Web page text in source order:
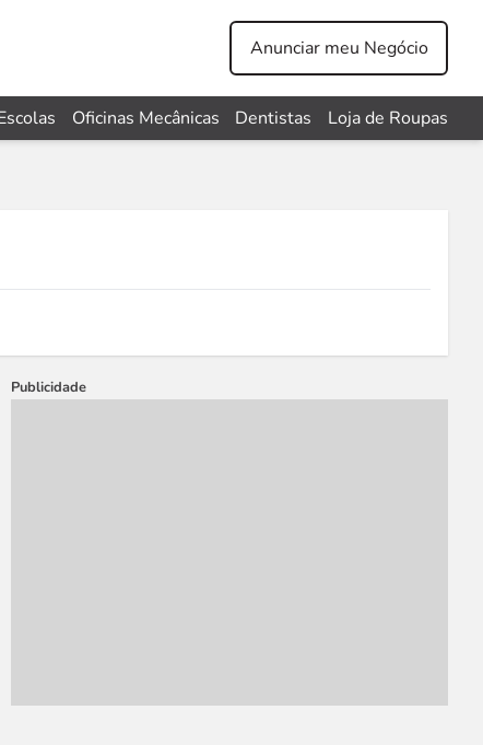
Anunciar meu Negócio
Oficinas Mecânicas Dentistas Loja de Roupas
Publicidade